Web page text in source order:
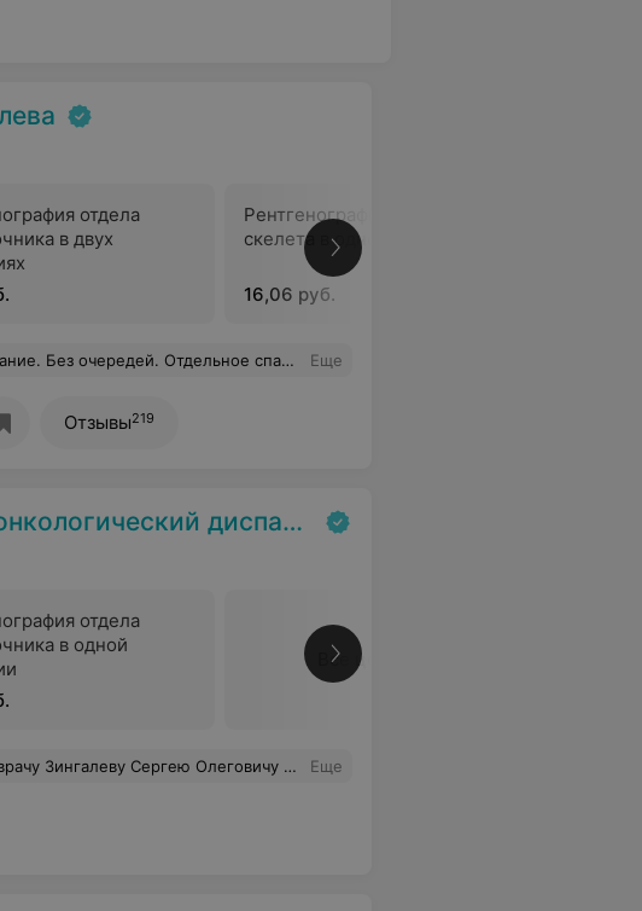
отдела
в двух
Рентгенография отделов
скелета в одной проекции
16,06 руб.
центра платных услуг за качественное обслуживание, оказание помощи по взаимодействию со страховой организацией. Еще
Отзывы219
диспансер
отдела
в одной
Все цены
к каждому пациенту . Вы замечательный врач с золотыми руками . Вы спасаете людям жизни! Радует ,что у нас в стране есть такие замечательные врачи . Спасибо за ваш труд ! Еще